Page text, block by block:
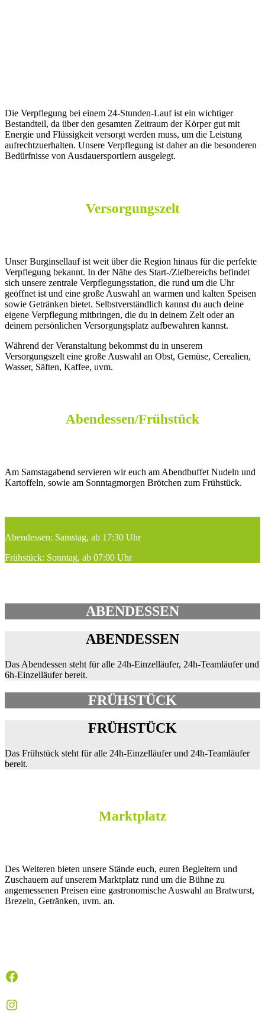
Die Verpflegung bei einem 24-Stunden-Lauf ist ein wichtiger
Bestandteil, da über den gesamten Zeitraum der Körper gut mit
Energie und Flüssigkeit versorgt werden muss, um die Leistung
aufrechtzuerhalten. Unsere Verpflegung ist daher an die besonderen
Bedürfnisse von Ausdauersportlern ausgelegt.
Versorgungszelt
Unser Burginsellauf ist weit über die Region hinaus für die perfekte
Verpflegung bekannt. In der Nähe des Start-/Zielbereichs befindet
sich unsere zentrale Verpflegungsstation, die rund um die Uhr
geöffnet ist und eine große Auswahl an warmen und kalten Speisen
sowie Getränken bietet. Selbstverständlich kannst du auch deine
eigene Verpflegung mitbringen, die du in deinem Zelt oder an
deinem persönlichen Versorgungsplatz aufbewahren kannst.
Während der Veranstaltung bekommst du in unserem
Versorgungszelt eine große Auswahl an Obst, Gemüse, Cerealien,
Wasser, Säften, Kaffee, uvm.
Abendessen/Frühstück
Am Samstagabend servieren wir euch am Abendbuffet Nudeln und
Kartoffeln, sowie am Sonntagmorgen Brötchen zum Frühstück.
Abendessen: Samstag, ab 17:30 Uhr
Frühstück: Sonntag, ab 07:00 Uhr
ABENDESSEN
ABENDESSEN
Das Abendessen steht für alle 24h-Einzelläufer, 24h-Teamläufer und
6h-Einzelläufer bereit.
FRÜHSTÜCK
FRÜHSTÜCK
Das Frühstück steht für alle 24h-Einzelläufer und 24h-Teamläufer
bereit.
Marktplatz
Des Weiteren bieten unsere Stände euch, euren Begleitern und
Zuschauern auf unserem Marktplatz rund um die Bühne zu
angemessenen Preisen eine gastronomische Auswahl an Bratwurst,
Brezeln, Getränken, uvm. an.
Facebook
Instagram